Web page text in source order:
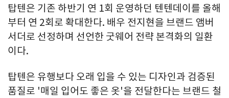
탑텐은 기존 하반기 연 1회 운영하던 텐텐데이를 올해
부터 연 2회로 확대한다. 배우 전지현을 브랜드 앰버
서더로 선정하며 선언한 굿웨어 전략 본격화의 일환
이다.
탑텐은 유행보다 오래 입을 수 있는 디자인과 검증된
품질로 '매일 입어도 좋은 옷'을 전달한다는 브랜드 철